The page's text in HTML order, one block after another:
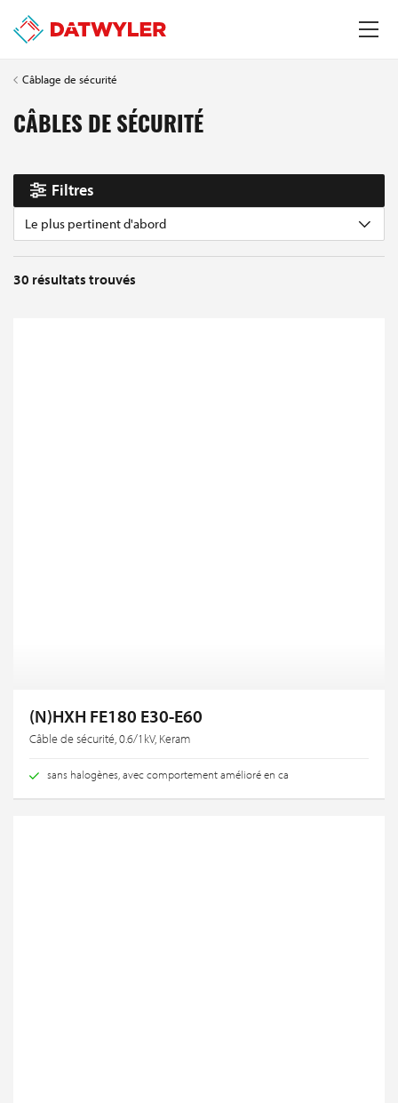
Câblage de sécurité
CÂBLES DE SÉCURITÉ
Filtres
Le plus pertinent d'abord
30 résultats trouvés
(N)HXH FE180 E30-E60
Câble de sécurité, 0.6/1kV, Keram
sans halogènes, avec comportement amélioré en ca